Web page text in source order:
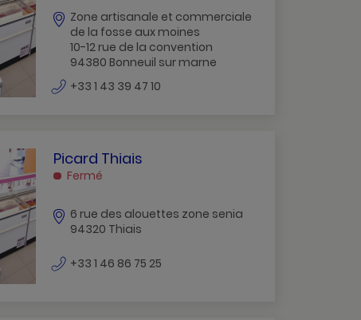
MARNE
Zone artisanale et commerciale
de la fosse aux moines
10-12 rue de la convention
94380 Bonneuil sur marne
+33 1 43 39 47 10
PICARD
THIAIS
Picard Thiais
Fermé
6 rue des alouettes zone senia
94320 Thiais
+33 1 46 86 75 25